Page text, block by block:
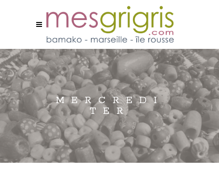
MERCREDI
TER